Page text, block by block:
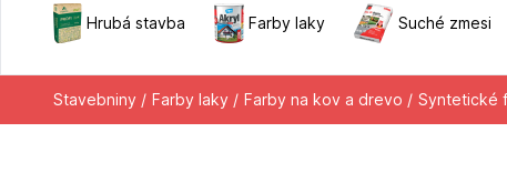
Hrubá stavba Farby laky Suché zmesi
Stavebniny / Farby laky / Farby na kov a drevo / Syntetické